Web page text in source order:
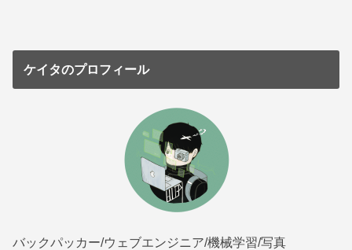
ケイタのプロフィール
バックパッカー/ウェブエンジニア/機械学習/写真